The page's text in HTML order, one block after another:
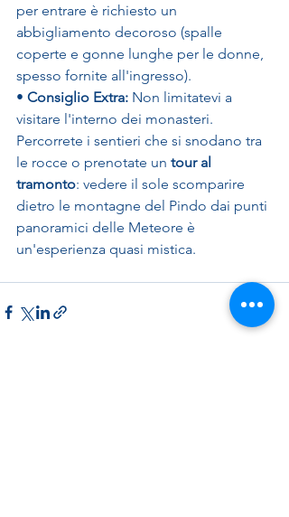
per entrare è richiesto un
abbigliamento decoroso (spalle
coperte e gonne lunghe per le donne,
spesso fornite all'ingresso).
• Consiglio Extra: Non limitatevi a
visitare l'interno dei monasteri.
Percorrete i sentieri che si snodano tra
le rocce o prenotate un tour al
tramonto: vedere il sole scomparire
dietro le montagne del Pindo dai punti
panoramici delle Meteore è
un'esperienza quasi mistica.